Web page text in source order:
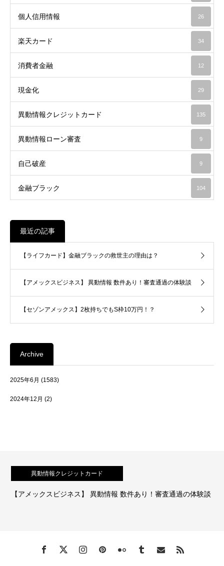
個人信用情報 26
楽天カード 34
消費者金融 12
現金化 29
異動情報クレジットカード 135
異動情報ローン審査 9
自己破産 9
金融ブラック 104
最近の記事
【ライフカード】金融ブラックの救世主の理由は？
【アメックスビジネス】 異動情報 数件あり！審査通過の体験談
【セゾンアメックス】2枚持ちでもS枠10万円！？
Archive
2025年6月 (1583)
2024年12月 (2)
異動情報クレジットカード
【アメックスビジネス】 異動情報 数件あり！審査通過の体験談